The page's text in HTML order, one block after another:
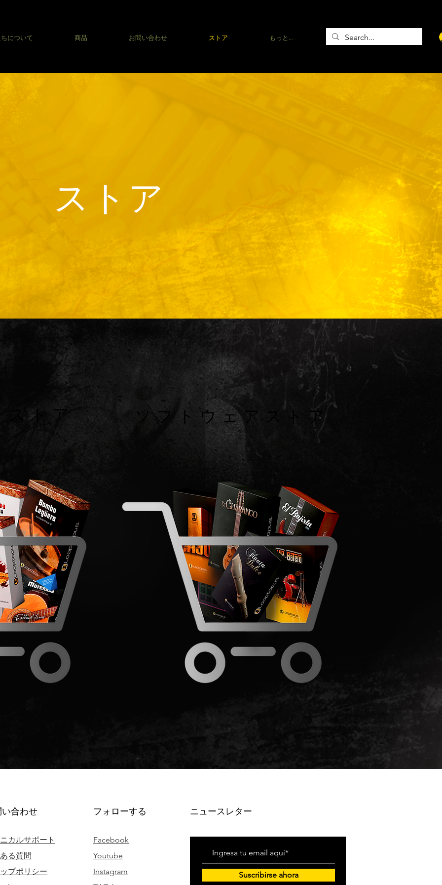
について 商品 お問い合わせ ストア もっと…
ストア
ストア ソフトウェアストア
合わせ フォローする ニュースレター
カルサポート
る質問
プポリシー
Facebook
Youtube
Instagram
Suscribirse ahora